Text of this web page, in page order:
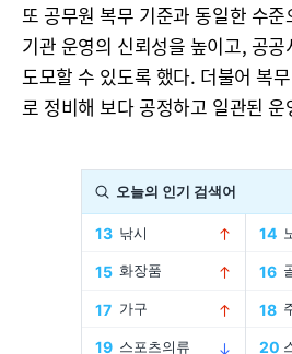
또 공무원 복무 기준과 동일한 수
기관 운영의 신뢰성을 높이고, 공
도모할 수 있도록 했다. 더불어 복
로 정비해 보다 공정하고 일관된